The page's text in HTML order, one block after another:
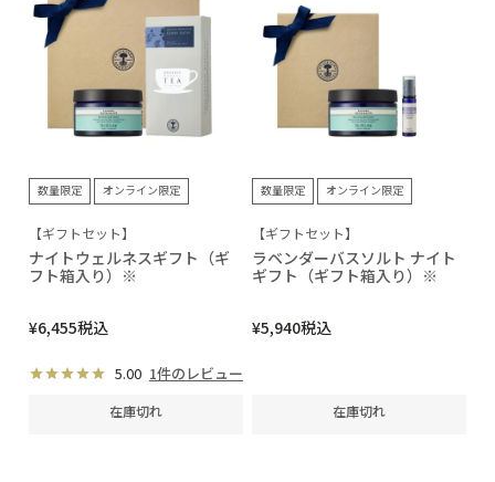
数量限定 オンライン限定
【ギフトセット】
ナイトウェルネスギフト（ギ
フト箱入り）※
¥6,455税込
5.00 1件のレビュー
在庫切れ
数量限定 オンライン限定
【ギフトセット】
ラベンダーバスソルト ナイト
ギフト（ギフト箱入り）※
¥5,940税込
在庫切れ